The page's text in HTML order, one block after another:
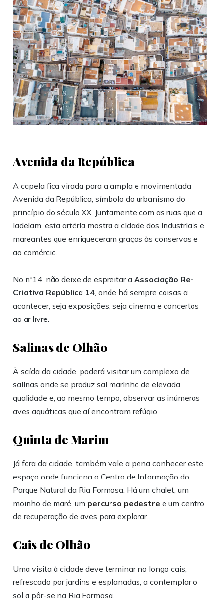
Avenida da República
A capela fica virada para a ampla e movimentada
Avenida da República, símbolo do urbanismo do
princípio do século XX. Juntamente com as ruas que a
ladeiam, esta artéria mostra a cidade dos industriais e
mareantes que enriqueceram graças às conservas e
ao comércio.
No nº14, não deixe de espreitar aAssociação Re-
Criativa República 14, onde há sempre coisas a
acontecer, seja exposições, seja cinema e concertos
ao ar livre.
Salinas de Olhão
À saída da cidade, poderá visitar um complexo de
salinas onde se produz sal marinho de elevada
qualidade e, ao mesmo tempo, observar as inúmeras
aves aquáticas que aí encontram refúgio.
Quinta de Marim
Já fora da cidade, também vale a pena conhecer este
espaço onde funciona o Centro de Informação do
Parque Natural da Ria Formosa. Há um chalet, um
moinho de maré, um percurso pedestre e um centro
de recuperação de aves para explorar.
Cais de Olhão
Uma visita à cidade deve terminar no longo cais,
refrescado por jardins e esplanadas, a contemplar o
sol a pôr-se na Ria Formosa.